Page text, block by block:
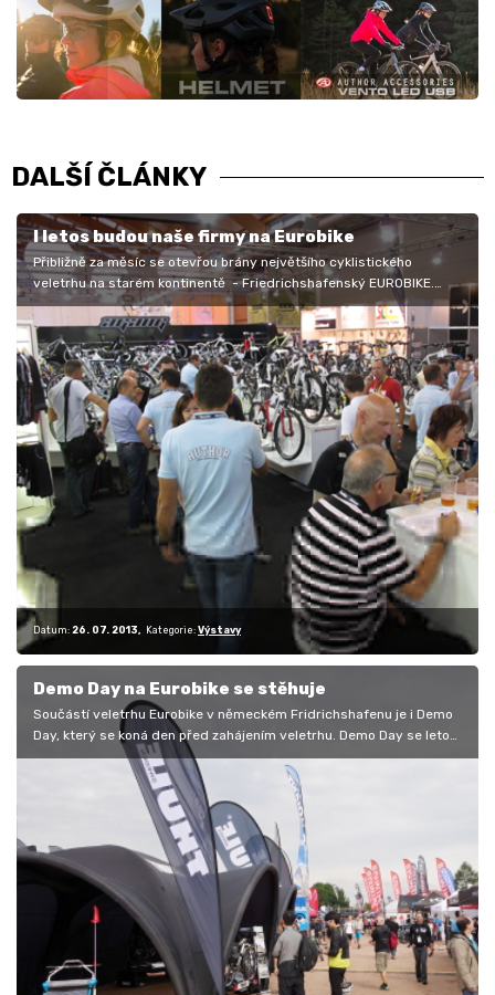
DALŠÍ ČLÁNKY
I letos budou naše firmy na Eurobike
Přibližně za měsíc se otevřou brány největšího cyklistického
veletrhu na starém kontinentě - Friedrichshafenský EUROBIKE.
Zřejmě se jednou…
Datum: 26. 07. 2013 Kategorie: Výstavy
Demo Day na Eurobike se stěhuje
Součástí veletrhu Eurobike v německém Fridrichshafenu je i Demo
Day, který se koná den před zahájením veletrhu. Demo Day se letos
poprvé…